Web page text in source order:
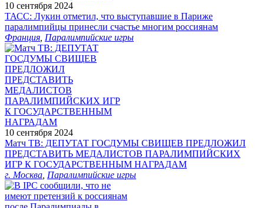
10 сентября 2024
ТАСС: Лукин отметил, что выступавшие в Париже
паралимпийцы принесли счастье многим россиянам
Франция Паралимпийские игры
10 сентября 2024
Матч ТВ: ДЕПУТАТ ГОСДУМЫ СВИЩЕВ ПРЕДЛОЖИЛ
ПРЕДСТАВИТЬ МЕДАЛИСТОВ ПАРАЛИМПИЙСКИХ
ИГР К ГОСУДАРСТВЕННЫМ НАГРАДАМ
г. Москва Паралимпийские игры